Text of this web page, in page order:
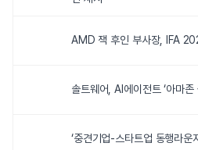
AMD 잭 후인 부사장, IFA
솔트웨어, AI에이전트 ‘아마존
‘중견기업-스타트업 동행라운